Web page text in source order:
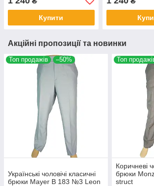
Купити
Акційні пропозиції та новинки
Топ продажів –50%
Українські чоловічі класичні
брюки Mayer B 183 №3 Leon
Топ
Коричневі
брюки
struct